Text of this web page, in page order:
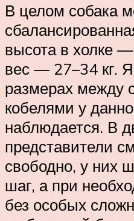
В целом собака
высота в холке
вес — 27–34 кг.
размерах между
кобелями у
наблюдается. В
представители
свободно, у них
шаг, а при
без особых